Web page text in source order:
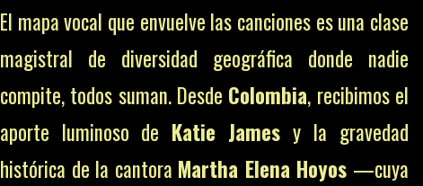
El mapa vocal que envuelve las canciones es una clase
magistral de diversidad geográfica donde nadie
compite, todos suman. Desde Colombia, recibimos el
aporte luminoso de Katie James y la gravedad
histórica de la cantora Martha Elena Hoyos —cuya